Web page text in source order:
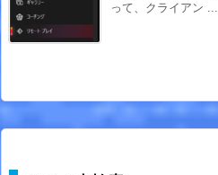
って、クライアン ...